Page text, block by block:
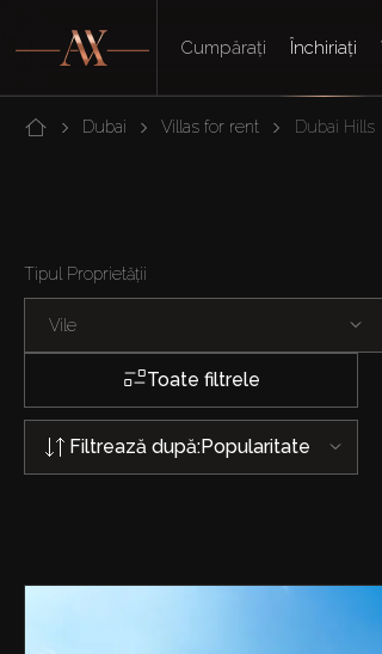
Cumpărați Închiriați
Dubai Villas for rent Dubai Hills
Tipul Proprietății
Vile
Toate filtrele
Filtrează după:Popularitate